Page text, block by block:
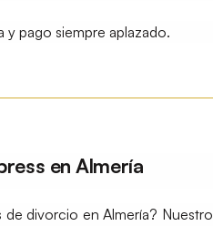
y pago siempre aplazado.
en Almería
divorcio en Almería? Nuestro